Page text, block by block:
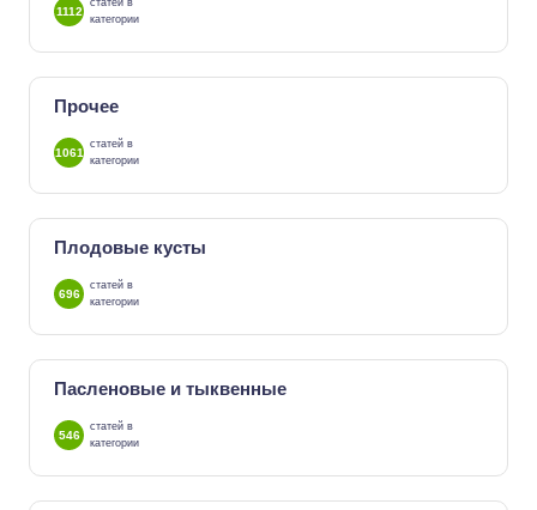
1112
статей в
категории
Прочее
1061
статей в
категории
Плодовые кусты
696
статей в
категории
Пасленовые и тыквенные
546
статей в
категории